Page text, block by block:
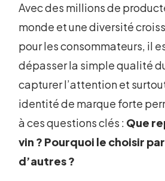
Avec des millions de
monde et une diversité
pour les consommateurs, il
dépasser la simple qualité
capturer l’attention et
identité de marque forte
à ces questions clés : Que
vin ? Pourquoi le choisir
d’autres ?